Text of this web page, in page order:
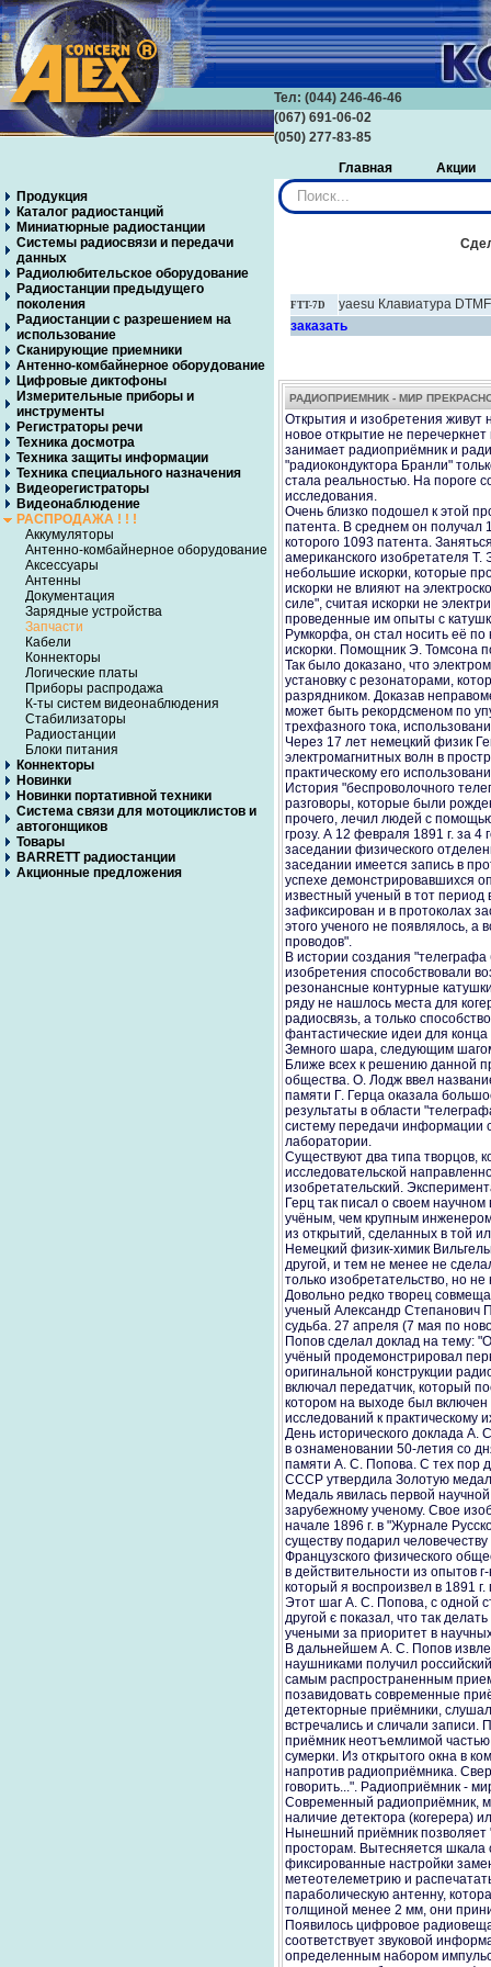
Тел: (044) 246-46-46
(067) 691-06-02
(050) 277-83-85
Главная
Акции
Продукция
Каталог радиостанций
Миниатюрные радиостанции
Системы радиосвязи и передачи
данных
Радиолюбительское оборудование
Радиостанции предыдущего
поколения
Радиостанции с разрешением на
использование
Сканирующие приемники
Антенно-комбайнерное оборудование
Цифровые диктофоны
Измерительные приборы и
инструменты
Регистраторы речи
Техника досмотра
Техника защиты информации
Техника специального назначения
Видеорегистраторы
Видеонаблюдение
РАСПРОДАЖА ! ! !
Аккумуляторы
Антенно-комбайнерное оборудование
Аксессуары
Антенны
Документация
Зарядные устройства
Запчасти
Кабели
Коннекторы
Логические платы
Приборы распродажа
К-ты систем видеонаблюдения
Стабилизаторы
Радиостанции
Блоки питания
Коннекторы
Новинки
Новинки портативной техники
Система связи для мотоциклистов и
автогонщиков
Товары
BARRETT радиостанции
Акционные предложения
Искать...
FTT-7D
yaesu Клавиатура DTMF
заказать
РАДИОПРИЕМНИК - МИР
Открытия и изобретения живут
новое открытие не
занимает радиоприёмник и
"радиокондуктора Бранли"
стала реальностью. На пороге
исследования.
Очень близко подошел к этой
патента. В среднем он получал
которого 1093 патента.
американского изобретателя
небольшие искорки, которые
искорки не влияют на
силе", считая искорки не
проведенные им опыты с
Румкорфа, он стал носить её
искорки. Помощник Э. Томсона
Так было доказано, что
установку с резонаторами,
разрядником. Доказав
может быть рекордсменом по
трехфазного тока,
Через 17 лет немецкий физик
электромагнитных волн в
практическому его
История "беспроволочного
разговоры, которые были
прочего, лечил людей с
грозу. А 12 февраля 1891 г. за
заседании физического
заседании имеется запись в
успехе демонстрировавшихся
известный ученый в тот
зафиксирован и в протоколах
этого ученого не появлялось,
проводов".
В истории создания "телеграфа
изобретения способствовали
резонансные контурные
ряду не нашлось места для
радиосвязь, а только
фантастические идеи для
Земного шара, следующим
Ближе всех к решению данной
общества. О. Лодж ввел
памяти Г. Герца оказала
результаты в области
систему передачи информации
лаборатории.
Существуют два типа творцов,
исследовательской
изобретательский.
Герц так писал о своем
учёным, чем крупным
из открытий, сделанных в той
Немецкий физик-химик
другой, и тем не менее не
только изобретательство, но не
Довольно редко творец
ученый Александр Степанович
судьба. 27 апреля (7 мая по
Попов сделал доклад на тему:
учёный продемонстрировал
оригинальной конструкции
включал передатчик, который
котором на выходе был включен
исследований к практическому
День исторического доклада
в ознаменовании 50-летия со
памяти А. С. Попова. С тех пор
СССР утвердила Золотую
Медаль явилась первой
зарубежному ученому. Свое
начале 1896 г. в "Журнале
существу подарил
Французского физического
в действительности из опытов
который я воспроизвел в 1891
Этот шаг А. С. Попова, с одной
другой є показал, что так
учеными за приоритет в
В дальнейшем А. С. Попов
наушниками получил
самым распространенным
позавидовать современные
детекторные приёмники,
встречались и сличали
приёмник неотъемлимой
сумерки. Из открытого окна в
напротив радиоприёмника.
говорить...". Радиоприёмник -
Современный радиоприёмник,
наличие детектора (когерера)
Нынешний приёмник позволяет
просторам. Вытесняется шкала
фиксированные настройки
метеотелеметрию и
параболическую антенну,
толщиной менее 2 мм, они
Появилось цифровое
соответствует звуковой
определенным набором